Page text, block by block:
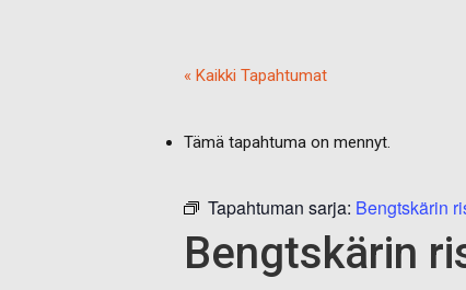
« Kaikki Tapahtumat
Tämä tapahtuma on mennyt.
Tapahtuman sarja: Bengtskärin
Bengtskärin